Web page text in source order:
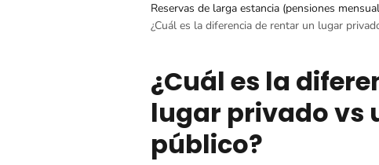
Reservas de larga estancia (pensiones
¿Cuál es la diferencia de rentar un lugar
¿Cuál es la
lugar privado vs
público?